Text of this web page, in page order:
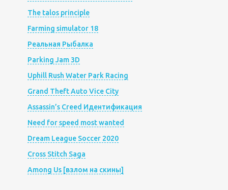
The talos principle
Farming simulator 18
Реальная Рыбалка
Parking Jam 3D
Uphill Rush Water Park Racing
Grand Theft Auto Vice City
Assassin’s Creed Идентификация
Need for speed most wanted
Dream League Soccer 2020
Cross Stitch Saga
Among Us [взлом на скины]